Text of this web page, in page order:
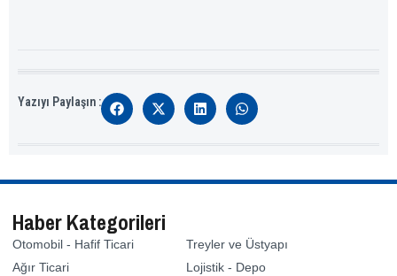
Yazıyı Paylaşın :
Haber Kategorileri
Otomobil - Hafif Ticari
Ağır Ticari
Treyler ve Üstyapı
Lojistik - Depo